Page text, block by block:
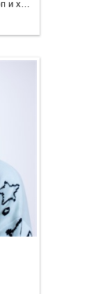
Танцевальная, Электроника, Рэп и хип-хоп